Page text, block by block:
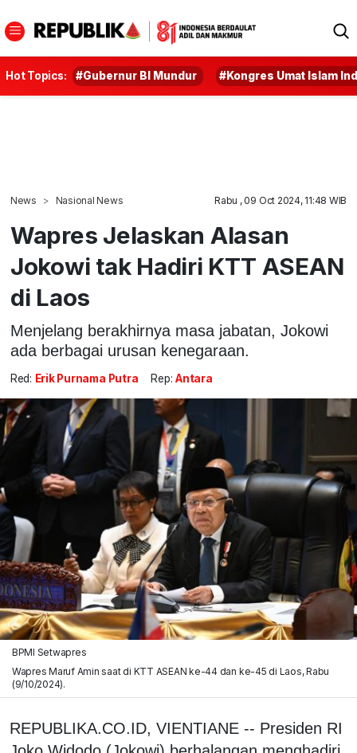
Hot Topics: #Gubernur BI Mundur #Kongres Umat Islam
News Nasional News Rabu , 09 Oct 2024, 11:48 WIB
Wapres Jelaskan Alasan
Jokowi tak Hadiri KTT ASEAN
di Laos
Menjelang berakhirnya masa jabatan, Jokowi
ada berbagai urusan kenegaraan.
Red: Erik Purnama Putra Rep: Antara
BPMI Setwapres
Wapres Maruf Amin saat di KTT ASEAN ke-44 dan ke-45 di Laos, Rabu
(9/10/2024).
REPUBLIKA.CO.ID, VIENTIANE -- Presiden RI